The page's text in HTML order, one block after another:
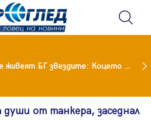
Къде живеят БГ звездите: Коцето с дворец, Лозанова с имение, Миро с дом за над 2 млн. евро
от танкера, заседнал